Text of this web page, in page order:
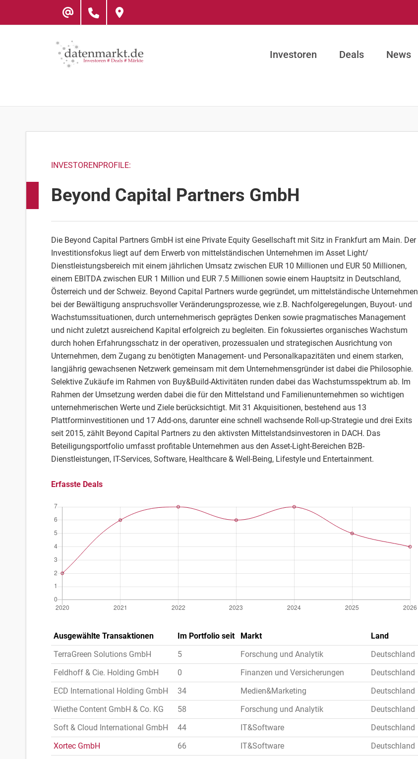
Investoren Deals News
INVESTORENPROFILE:
Beyond Capital Partners GmbH
Die Beyond Capital Partners GmbH ist eine Private Equity Gesellschaft mit Sitz in Frankfurt am Main. Der
Investitionsfokus liegt auf dem Erwerb von mittelständischen Unternehmen im Asset Light/
Dienstleistungsbereich mit einem jährlichen Umsatz zwischen EUR 10 Millionen und EUR 50 Millionen,
einem EBITDA zwischen EUR 1 Million und EUR 7.5 Millionen sowie einem Hauptsitz in Deutschland,
Österreich und der Schweiz. Beyond Capital Partners wurde gegründet, um mittelständische Unternehmen
bei der Bewältigung anspruchsvoller Veränderungsprozesse, wie z.B. Nachfolgeregelungen, Buyout- und
Wachstumssituationen, durch unternehmerisch geprägtes Denken sowie pragmatisches Management
und nicht zuletzt ausreichend Kapital erfolgreich zu begleiten. Ein fokussiertes organisches Wachstum
durch hohen Erfahrungsschatz in der operativen, prozessualen und strategischen Ausrichtung von
Unternehmen, dem Zugang zu benötigten Management- und Personalkapazitäten und einem starken,
langjährig gewachsenen Netzwerk gemeinsam mit dem Unternehmensgründer ist dabei die Philosophie.
Selektive Zukäufe im Rahmen von Buy&Build-Aktivitäten runden dabei das Wachstumsspektrum ab. Im
Rahmen der Umsetzung werden dabei die für den Mittelstand und Familienunternehmen so wichtigen
unternehmerischen Werte und Ziele berücksichtigt. Mit 31 Akquisitionen, bestehend aus 13
Plattforminvestitionen und 17 Add-ons, darunter eine schnell wachsende Roll-up-Strategie und drei Exits
seit 2015, zählt Beyond Capital Partners zu den aktivsten Mittelstandsinvestoren in DACH. Das
Beteiligungsportfolio umfasst profitable Unternehmen aus den Asset-Light-Bereichen B2B-
Dienstleistungen, IT-Services, Software, Healthcare & Well-Being, Lifestyle und Entertainment.
Erfasste Deals
Ausgewählte Transaktionen Im Portfolio seit Markt
Land
TerraGreen Solutions GmbH
5 Forschung und Analytik
Deutschland
Feldhoff & Cie. Holding GmbH
0 Finanzen und Versicherungen
Deutschland
ECD International Holding GmbH
34 Medien&Marketing
Deutschland
Wiethe Content GmbH & Co. KG
58 Forschung und Analytik
Deutschland
Soft & Cloud International GmbH
44 IT&Software
Deutschland
Xortec GmbH
66 IT&Software
Deutschland